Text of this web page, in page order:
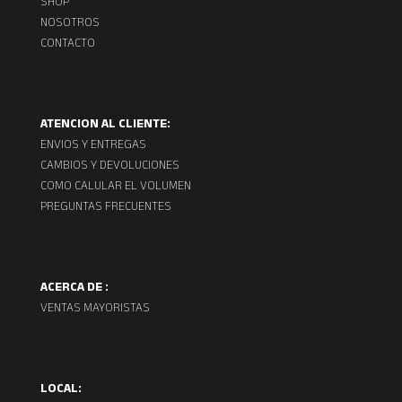
NOSOTROS
CONTACTO
ATENCION AL CLIENTE:
ENVIOS Y ENTREGAS
CAMBIOS Y DEVOLUCIONES
COMO CALULAR EL VOLUMEN
PREGUNTAS FRECUENTES
ACERCA DE :
VENTAS MAYORISTAS
LOCAL: